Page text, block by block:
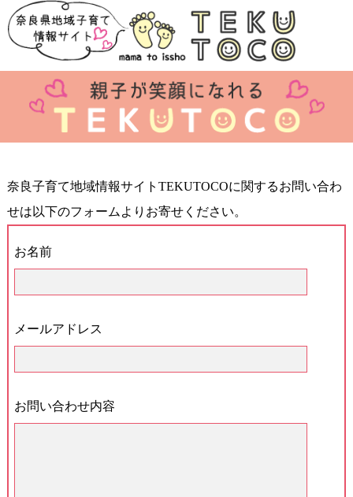
奈良子育て地域情報サイトTEKUTOCOに関するお問い合わ
せは以下のフォームよりお寄せください。
お名前
メールアドレス
お問い合わせ内容